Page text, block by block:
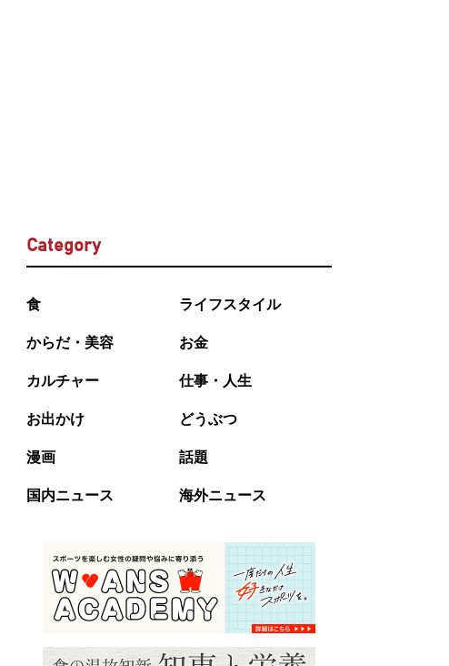
Category
食 ライフスタイル
からだ・美容 お金
カルチャー 仕事・人生
お出かけ どうぶつ
漫画 話題
国内ニュース 海外ニュース